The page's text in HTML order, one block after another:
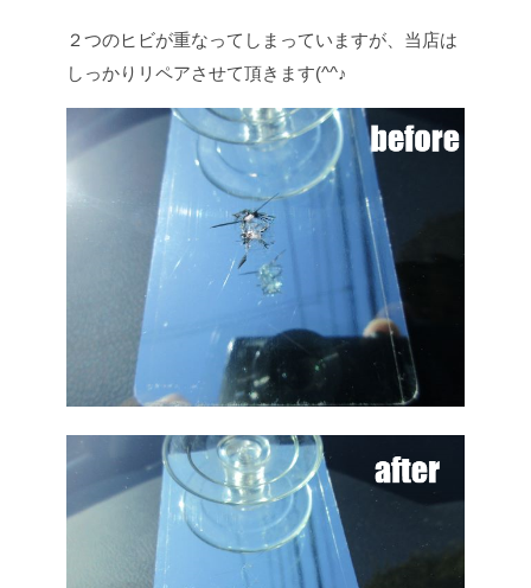
２つのヒビが重なってしまっていますが、当店は
しっかりリペアさせて頂きます(^^♪